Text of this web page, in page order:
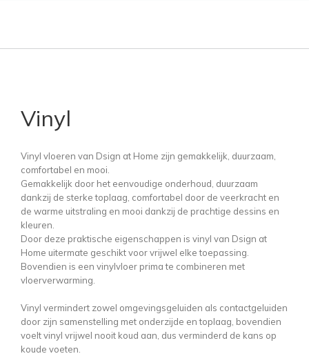
Vinyl
Vinyl vloeren van Dsign at Home zijn gemakkelijk, duurzaam,
comfortabel en mooi.
Gemakkelijk door het eenvoudige onderhoud, duurzaam
dankzij de sterke toplaag, comfortabel door de veerkracht en
de warme uitstraling en mooi dankzij de prachtige dessins en
kleuren.
Door deze praktische eigenschappen is vinyl van Dsign at
Home uitermate geschikt voor vrijwel elke toepassing.
Bovendien is een vinylvloer prima te combineren met
vloerverwarming.
Vinyl vermindert zowel omgevingsgeluiden als contactgeluiden
door zijn samenstelling met onderzijde en toplaag, bovendien
voelt vinyl vrijwel nooit koud aan, dus verminderd de kans op
koude voeten.